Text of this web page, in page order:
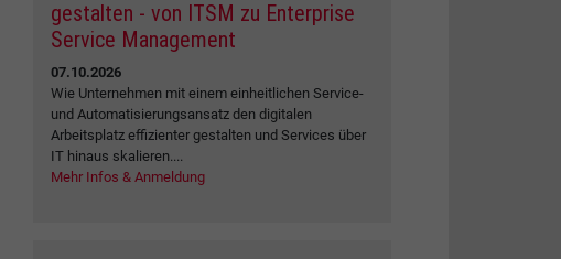
gestalten - von ITSM zu Enterprise
Service Management
07.10.2026
Wie Unternehmen mit einem einheitlichen Service-
und Automatisierungsansatz den digitalen
Arbeitsplatz effizienter gestalten und Services über
IT hinaus skalieren....
Mehr Infos & Anmeldung